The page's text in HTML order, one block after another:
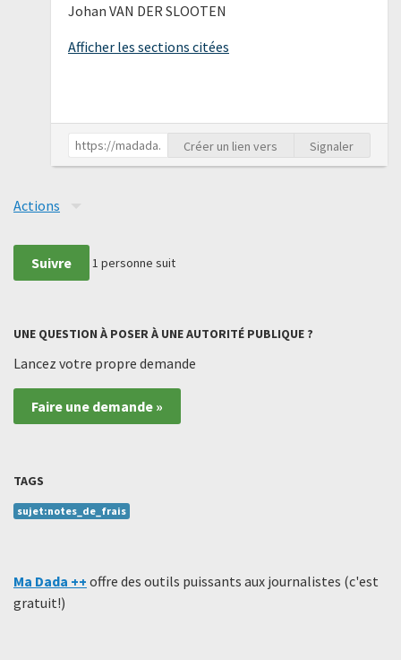
Johan VAN DER SLOOTEN
Afficher les sections citées
Créer un lien vers Signaler
Actions
Suivre 1 personne suit
UNE QUESTION À POSER À UNE AUTORITÉ PUBLIQUE ?
Lancez votre propre demande
Faire une demande »
TAGS
sujet:notes_de_frais
Ma Dada ++ offre des outils puissants aux journalistes (c'est
gratuit!)